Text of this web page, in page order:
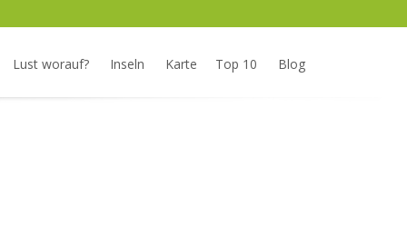
Lust worauf? Inseln Karte Top 10 Blog